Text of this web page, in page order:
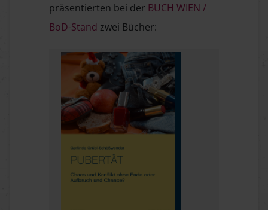
präsentierten bei der BUCH WIEN /
BoD-Stand zwei Bücher: